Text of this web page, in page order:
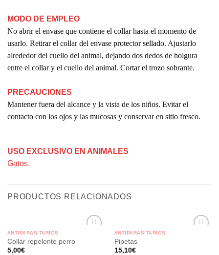
MODO DE EMPLEO
No abrir el envase que contiene el collar hasta el momento de
usarlo. Retirar el collar del envase protector sellado. Ajustarlo
alrededor del cuello del animal, dejando dos dedos de holgura
entre el collar y el cuello del animal. Cortar el trozo sobrante.
PRECAUCIONES
Mantener fuera del alcance y la vista de los niños. Evitar el
contacto con los ojos y las mucosas y conservar en sitio fresco.
USO EXCLUSIVO EN ANIMALES
Gatos.
PRODUCTOS RELACIONADOS
ANTIPARASITARIOS
Collar repelente perro
5,00€
ANTIPARASITARIOS
Pipetas
15,10€